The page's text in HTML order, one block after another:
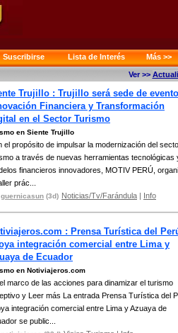
Suscribirse Lista de Interés
Más >>
Ver >>
Trujillo : Trujillo será sede de evento
Financiera y Transformación
en el Sector Turismo
en Siente Trujillo
el propósito de impulsar la modernización del
a través de nuevas herramientas tecnológicas
financieros innovadores, MOTIV PERÚ,
prác...
guernicasun (3d) Noticias/Tv/Farándula | Info
: Prensa Turística del
integración comercial entre Lima y
de Ecuador
en Notiviajeros.com
marco de las acciones para dinamizar el turismo
y Leer más La entrada Prensa Turística del
integración comercial entre Lima y Azuaya de
se public...